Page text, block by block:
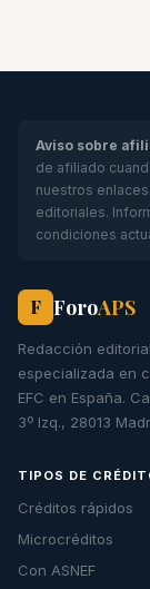
Aviso sobre
de afiliado
nuestros
editoriales.
condiciones
F ForoAPS
Redacción
especializada en
EFC en España.
3º Izq., 28013
TIPOS DE
Créditos rápidos
Microcréditos
Con ASNEF